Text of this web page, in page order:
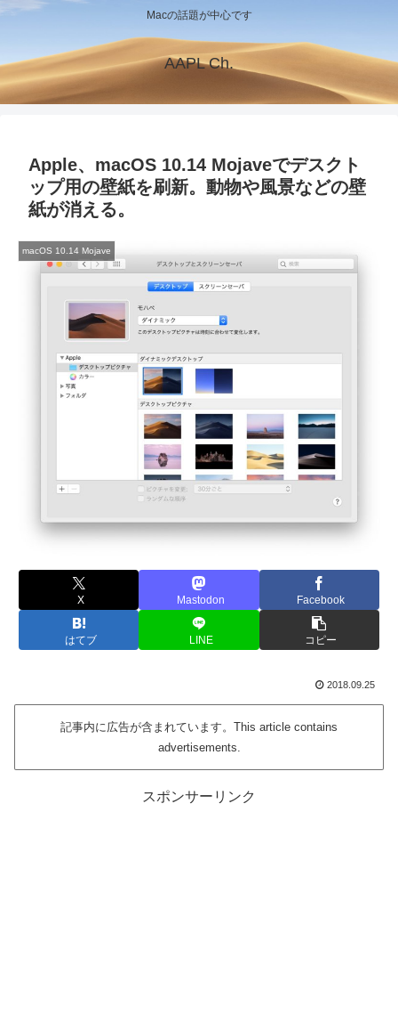
Macの話題が中心です
AAPL Ch.
Apple、macOS 10.14 Mojaveでデスクト
ップ用の壁紙を刷新。動物や風景などの壁
紙が消える。
macOS 10.14 Mojave
X Mastodon Facebook
はてブ LINE コピー
2018.09.25
記事内に広告が含まれています。This article contains
advertisements.
スポンサーリンク